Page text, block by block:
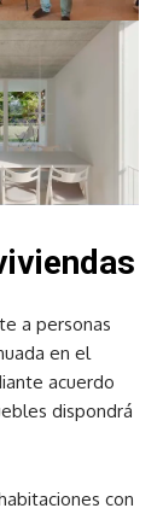
a personas
en el
acuerdo
dispondrá
con